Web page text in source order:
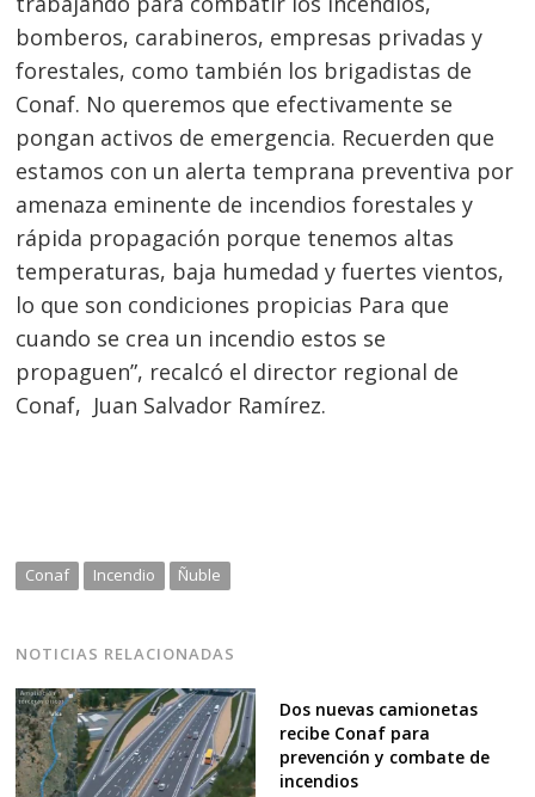
bomberos, carabineros, empresas privadas y
forestales, como también los brigadistas de
Conaf. No queremos que efectivamente se
pongan activos de emergencia. Recuerden que
estamos con un alerta temprana preventiva por
amenaza eminente de incendios forestales y
rápida propagación porque tenemos altas
temperaturas, baja humedad y fuertes vientos,
lo que son condiciones propicias Para que
cuando se crea un incendio estos se
propaguen”, recalcó el director regional de
Conaf, Juan Salvador Ramírez.
Conaf Incendio Ñuble
NOTICIAS RELACIONADAS
Dos nuevas camionetas
recibe Conaf para
prevención y combate de
incendios